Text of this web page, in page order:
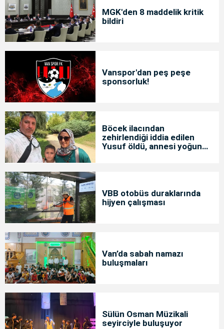
MGK'den 8 maddelik kritik
bildiri
Vanspor'dan peş peşe
sponsorluk!
Böcek ilacından
zehirlendiği iddia edilen
Yusuf öldü, annesi yoğun
VBB otobüs duraklarında
hijyen çalışması
Van’da sabah namazı
buluşmaları
Sülün Osman Müzikali
seyirciyle buluşuyor